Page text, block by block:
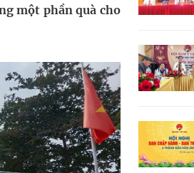
một phần quà cho